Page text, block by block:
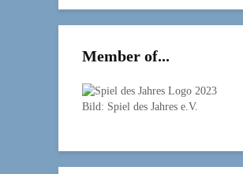
Member of...
Bild: Spiel des Jahres e.V.